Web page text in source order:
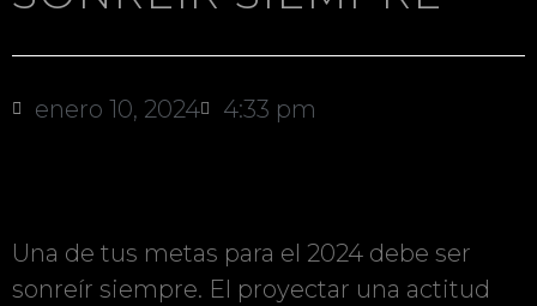
enero 10, 2024 4:33 pm
Una de tus metas para el 2024 debe ser
sonreír siempre. El proyectar una actitud